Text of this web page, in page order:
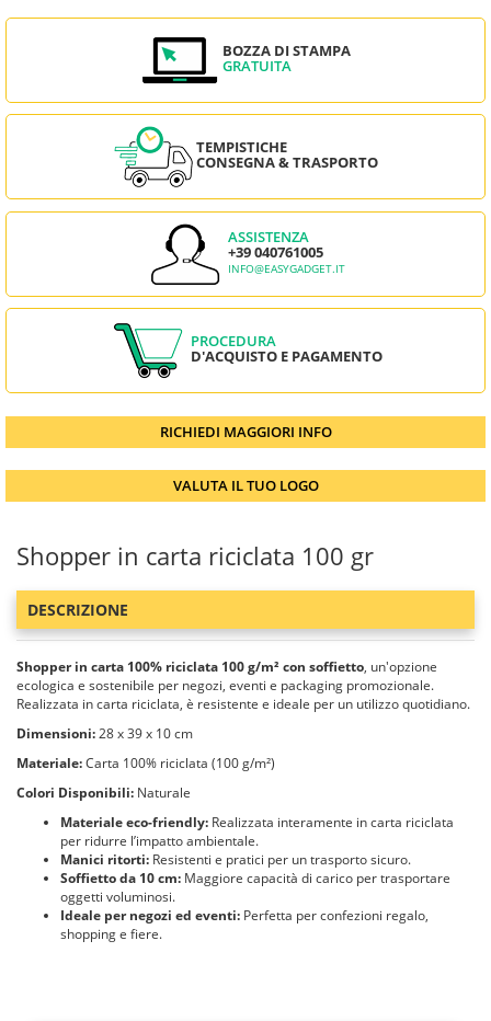
BOZZA DI STAMPA
GRATUITA
TEMPISTICHE
CONSEGNA & TRASPORTO
ASSISTENZA
+39 040761005
INFO@EASYGADGET.IT
PROCEDURA
D'ACQUISTO E PAGAMENTO
RICHIEDI MAGGIORI INFO
VALUTA IL TUO LOGO
Shopper in carta riciclata 100 gr
DESCRIZIONE
Shopper in carta 100% riciclata 100 g/m² con soffietto, un'opzione
ecologica e sostenibile per negozi, eventi e packaging promozionale.
Realizzata in carta riciclata, è resistente e ideale per un utilizzo quotidiano.
Dimensioni:28 x 39 x 10 cm
Materiale:Carta 100% riciclata (100 g/m²)
Colori Disponibili: Naturale
Materiale eco-friendly: Realizzata interamente in carta riciclata
per ridurre l’impatto ambientale.
Manici ritorti: Resistenti e pratici per un trasporto sicuro.
Soffietto da 10 cm: Maggiore capacità di carico per trasportare
oggetti voluminosi.
Ideale per negozi ed eventi: Perfetta per confezioni regalo,
shopping e fiere.